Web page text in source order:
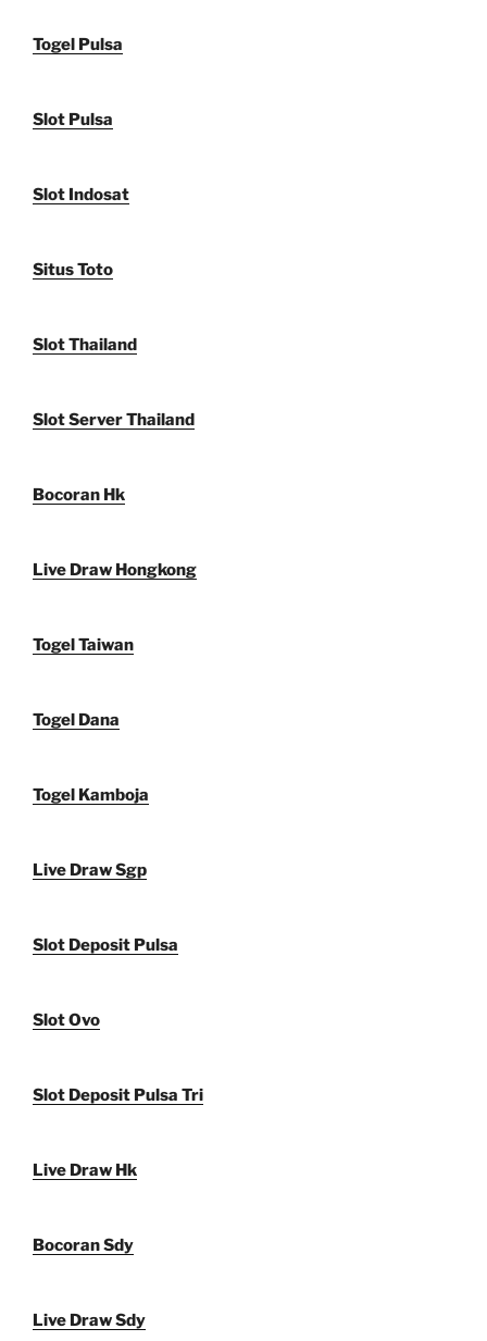
Togel Pulsa
Slot Pulsa
Slot Indosat
Situs Toto
Slot Thailand
Slot Server Thailand
Bocoran Hk
Live Draw Hongkong
Togel Taiwan
Togel Dana
Togel Kamboja
Live Draw Sgp
Slot Deposit Pulsa
Slot Ovo
Slot Deposit Pulsa Tri
Live Draw Hk
Bocoran Sdy
Live Draw Sdy